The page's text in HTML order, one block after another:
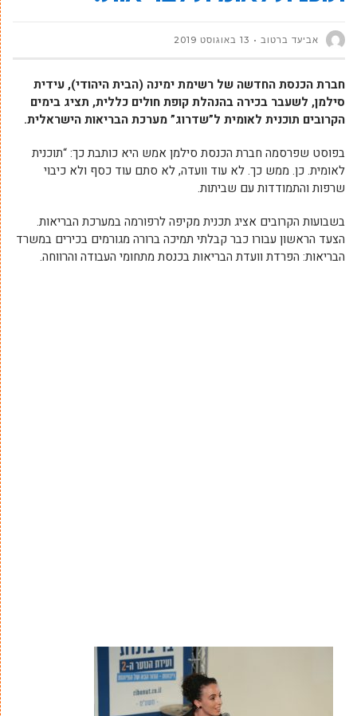
אביעד ברטוב 13 באוגוסט 2019
חברת הכנסת החדשה של רשימת ימינה (הבית היהודי), עידית
סילמן, לשעבר בכירה בהנהלת קופת חולים כללית, תציג בימים
הקרובים תוכנית לאומית ל”שדרוג” מערכת הבריאות הישראלית.
בפוסט שפרסמה חברת הכנסת סילמן אמש היא כותבת כך: “תוכנית
לאומית. כן. ממש כך. לא עוד וועדה, לא סתם עוד כסף ולא כיבוי
שרפות והתמודדות עם שביתות.
בשבועות הקרובים אציג תכנית מקיפה לרפורמה במערכת הבריאות.
הצעד הראשון עבורו כבר קבלתי תמיכה ברורה מגורמים בכירים במשרד
הבריאות: הפרדת וועדת הבריאות בכנסת מתחומי העבודה והרווחה.